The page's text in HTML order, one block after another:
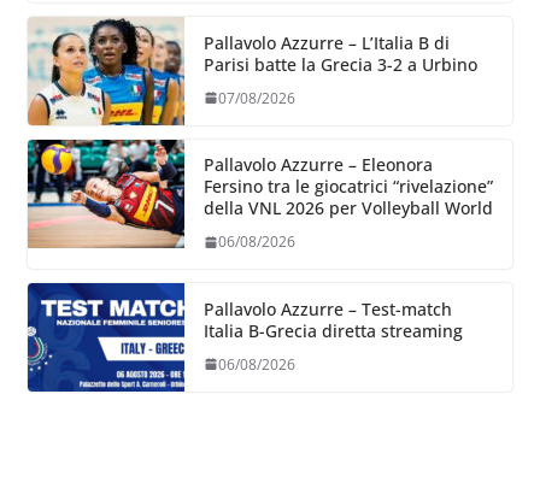
Pallavolo Azzurre – L’Italia B di
Parisi batte la Grecia 3-2 a Urbino
07/08/2026
Pallavolo Azzurre – Eleonora
Fersino tra le giocatrici “rivelazione”
della VNL 2026 per Volleyball World
06/08/2026
Pallavolo Azzurre – Test-match
Italia B-Grecia diretta streaming
06/08/2026